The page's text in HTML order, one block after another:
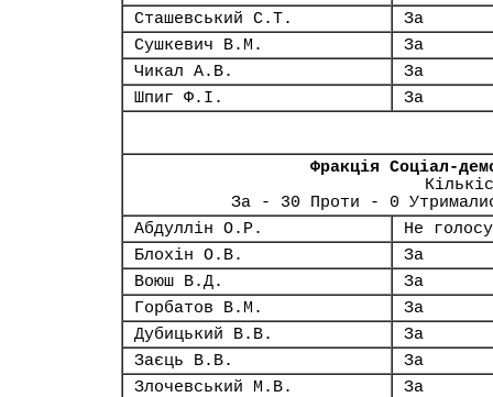
Сташевський С.Т.
За
Сушкевич В.М.
За
Чикал А.В.
За
Шпиг Ф.І.
За
Фракція Соціал-
За - 30 Проти - 0
Абдуллін О.Р.
Не
Блохін О.В.
За
Воюш В.Д.
За
Горбатов В.М.
За
Дубицький В.В.
За
Заєць В.В.
За
Злочевський М.В.
За